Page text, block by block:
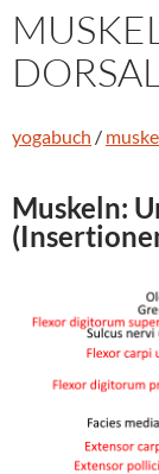
yogabuch /
Muskeln: